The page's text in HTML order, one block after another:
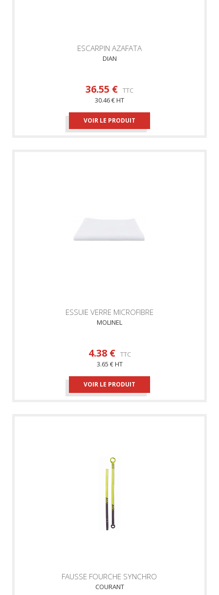
ESCARPIN AZAFATA
DIAN
36.55 € TTC
30.46 € HT
VOIR LE PRODUIT
ESSUIE VERRE MICROFIBRE
MOLINEL
4.38 € TTC
3.65 € HT
VOIR LE PRODUIT
FAUSSE FOURCHE SYNCHRO
COURANT